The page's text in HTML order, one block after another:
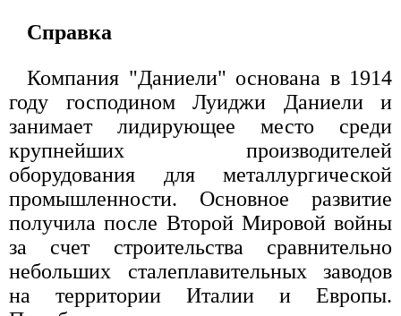
Справка
Компания "Даниели" основана в 1914
году господином Луиджи Даниели и
занимает лидирующее место среди
крупнейших производителей
оборудования для металлургической
промышленности. Основное развитие
получила после Второй Мировой войны
за счет строительства сравнительно
небольших сталеплавительных заводов
на территории Италии и Европы.